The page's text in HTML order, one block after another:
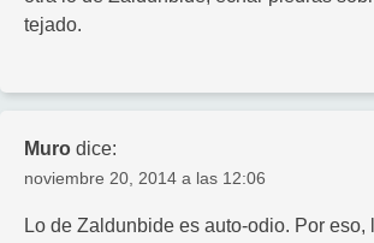
tejado.
Muro dice:
noviembre 20, 2014 a las 12:06
Lo de Zaldunbide es auto-odio. Por eso,